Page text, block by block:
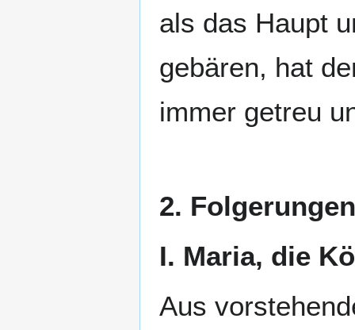
als das Haupt
gebären, hat
immer getreu
2.
I. Maria, die
Aus